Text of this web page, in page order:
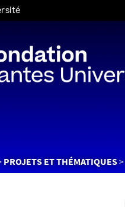
PROJETS ET THÉMATIQUES